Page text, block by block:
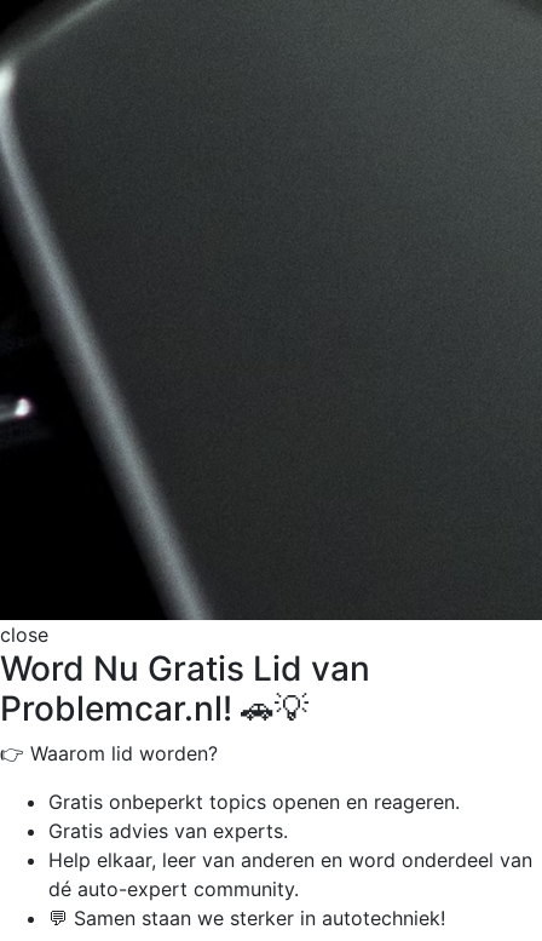
close
Word Nu Gratis Lid van
Problemcar.nl! 🚗💡
👉 Waarom lid worden?
Gratis onbeperkt topics openen en reageren.
Gratis advies van experts.
Help elkaar, leer van anderen en word onderdeel van
dé auto-expert community.
💬 Samen staan we sterker in autotechniek!